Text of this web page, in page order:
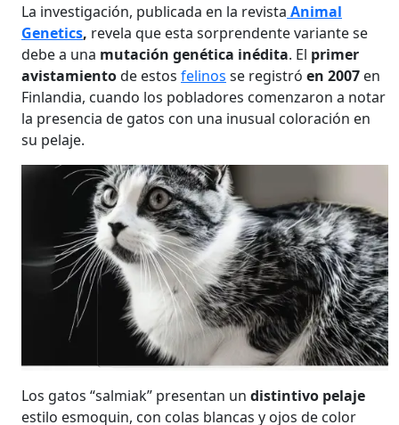
La investigación, publicada en la revista Animal
Genetics, revela que esta sorprendente variante se
debe a una mutación genética inédita. El primer
avistamientode estos felinos se registró en 2007 en
Finlandia, cuando los pobladores comenzaron a notar
la presencia de gatos con una inusual coloración en
su pelaje.
Los gatos “salmiak” presentan un distintivo pelaje
estilo esmoquin, con colas blancas y ojos de color